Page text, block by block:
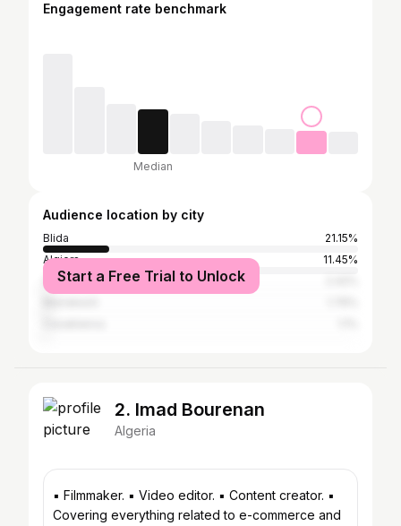
Engagement rate benchmark
Median
Audience location by city
Blida
21.15%
Algiers
11.45%
OranStart a Free Trial to Unlock
2. Imad Bourenan
Algeria
▪️ Filmmaker. ▪️ Video editor. ▪️ Content creator. ▪️
Covering everything related to e-commerce and